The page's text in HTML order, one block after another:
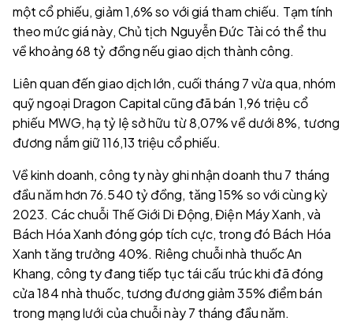
một cổ phiếu, giảm 1,6% so với giá tham chiếu. Tạm tính
theo mức giá này, Chủ tịch Nguyễn Đức Tài có thể thu
về khoảng 68 tỷ đồng nếu giao dịch thành công.
Liên quan đến giao dịch lớn, cuối tháng 7 vừa qua, nhóm
quỹ ngoại Dragon Capital cũng đã bán 1,96 triệu cổ
phiếu MWG, hạ tỷ lệ sở hữu từ 8,07% về dưới 8%, tương
đương nắm giữ 116,13 triệu cổ phiếu.
Về kinh doanh, công ty này ghi nhận doanh thu 7 tháng
đầu năm hơn 76.540 tỷ đồng, tăng 15% so với cùng kỳ
2023. Các chuỗi Thế Giới Di Động, Điện Máy Xanh, và
Bách Hóa Xanh đóng góp tích cực, trong đó Bách Hóa
Xanh tăng trưởng 40%. Riêng chuỗi nhà thuốc An
Khang, công ty đang tiếp tục tái cấu trúc khi đã đóng
cửa 184 nhà thuốc, tương đương giảm 35% điểm bán
trong mạng lưới của chuỗi này 7 tháng đầu năm.